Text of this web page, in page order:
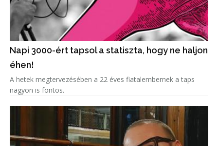
Napi 3000-ért tapsol a statiszta, hogy ne haljon
éhen!
A hetek megtervezésében a 22 éves fiatalembernek a taps
nagyon is fontos.